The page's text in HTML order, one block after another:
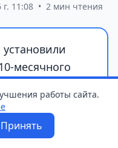
г. 11:08 • 2 мин чтения
месячного
матери
детский
работы сайта.
Принять